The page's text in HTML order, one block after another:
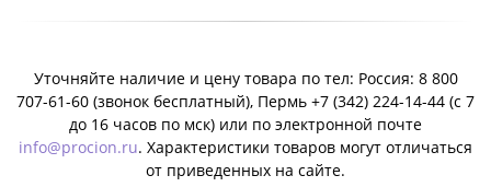
Уточняйте наличие и цену товара по тел: Россия: 8 800
707-61-60 (звонок бесплатный), Пермь +7 (342) 224-14-44 (c 7
до 16 часов по мск) или по электронной почте
info@procion.ru. Характеристики товаров могут отличаться
от приведенных на сайте.